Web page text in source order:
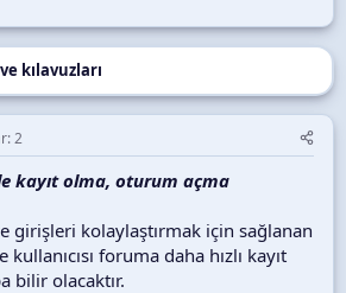
l
a
t
ü
e
m
e
kılavuzları
2
kayıt olma, oturum açma
girişleri kolaylaştırmak için sağlanan
foruma daha hızlı kayıt
bilir olacaktır.